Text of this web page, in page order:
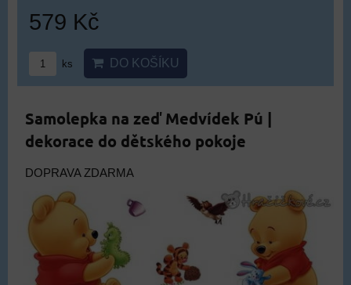
579 Kč
ks DO KOŠÍKU
Samolepka na zeď Medvídek Pú |
dekorace do dětského pokoje
DOPRAVA ZDARMA